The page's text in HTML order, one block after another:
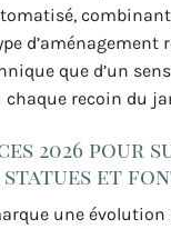
d’aménagement
que d’un
recoin du
2026 pour
statues et
une